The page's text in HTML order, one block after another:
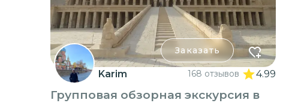
Заказать
Karim 168 отзывов 4.99
Групповая обзорная экскурсия в